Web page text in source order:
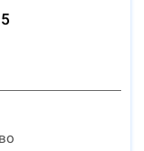
5